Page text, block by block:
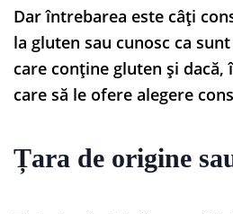
Dar întrebarea este câți
la gluten sau cunosc ca
care conține gluten și
care să le ofere alegere
Țara de origine